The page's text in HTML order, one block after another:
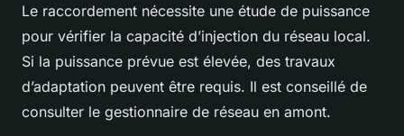
Le raccordement nécessite une étude de puissance
pour vérifier la capacité d’injection du réseau local.
Si la puissance prévue est élevée, des travaux
d’adaptation peuvent être requis. Il est conseillé de
consulter le gestionnaire de réseau en amont.